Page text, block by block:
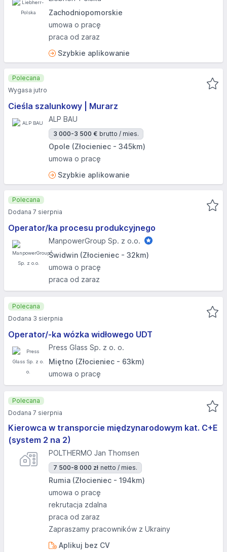
Zachodniopomorskie
umowa o pracę
praca od zaraz
Szybkie aplikowanie
Cieśla szalunkowy | Murarz
ALP BAU
3 000-3 500 € brutto / mies.
Opole (Złocieniec - 345km)
umowa o pracę
Szybkie aplikowanie
Polecana
Wygasa jutro
Operator/ka procesu produkcyjnego
ManpowerGroup Sp. z o.o.
Świdwin (Złocieniec - 32km)
umowa o pracę
praca od zaraz
Polecana
Dodana 7 sierpnia
Operator/-ka wózka widłowego UDT
Press Glass Sp. z o. o.
Miętno (Złocieniec - 63km)
umowa o pracę
Polecana
Dodana 3 sierpnia
Kierowca w transporcie międzynarodowym kat. C+E
(system 2 na 2)
POLTHERMO Jan Thomsen
7 500-8 000 zł netto / mies.
Rumia (Złocieniec - 194km)
umowa o pracę
rekrutacja zdalna
praca od zaraz
Zapraszamy pracowników z Ukrainy
Aplikuj bez CV
Polecana
Dodana 7 sierpnia